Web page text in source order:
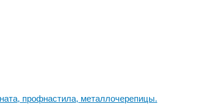
профнастила, металлочерепицы.